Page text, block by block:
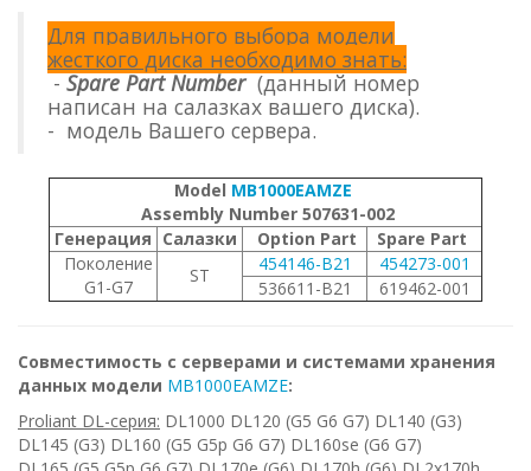
Для правильного выбора модели
жесткого диска необходимо знать:
-Spare Part Number(данный номер
написан на салазках вашего диска).
- модель Вашего сервера.
Model MB1000EAMZE
Assembly Number 507631-002
Генерация Салазки Option Part
Spare Part
Поколение
G1-G7
ST
454146-B21
454273-001
536611-B21
619462-001
Совместимость с серверами и системами хранения
данных модели MB1000EAMZE:
Proliant DL-серия: DL1000 DL120 (G5 G6 G7) DL140 (G3)
DL145 (G3) DL160 (G5 G5p G6 G7) DL160se (G6 G7)